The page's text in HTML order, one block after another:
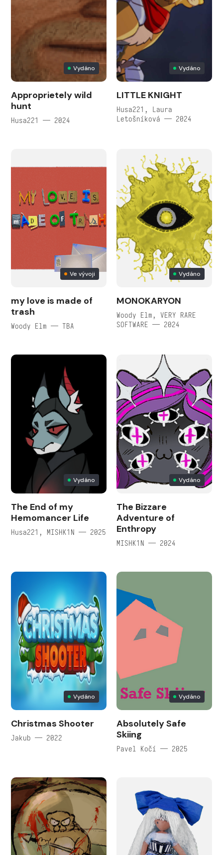
Vydáno
Approprietely wild
hunt
Husa221 — 2024
Vydáno
LITTLE KNIGHT
Husa221, Laura
Letošníková — 2024
Ve vývoji
my love is made of
trash
Woody Elm — TBA
Vydáno
MONOKARYON
Woody Elm, VERY RARE
SOFTWARE — 2024
Vydáno
The End of my
Hemomancer Life
Husa221, MISHK1N — 2025
Vydáno
The Bizzare
Adventure of
Enthropy
MISHK1N — 2024
Vydáno
Christmas Shooter
Jakub — 2022
Vydáno
Absolutely Safe
Skiing
Pavel Kočí — 2025